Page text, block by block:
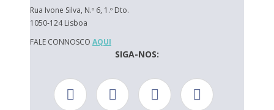
Rua Ivone Silva, N.º 6, 1.º Dto.
1050-124 Lisboa
FALE CONNOSCO AQUI
SIGA-NOS: